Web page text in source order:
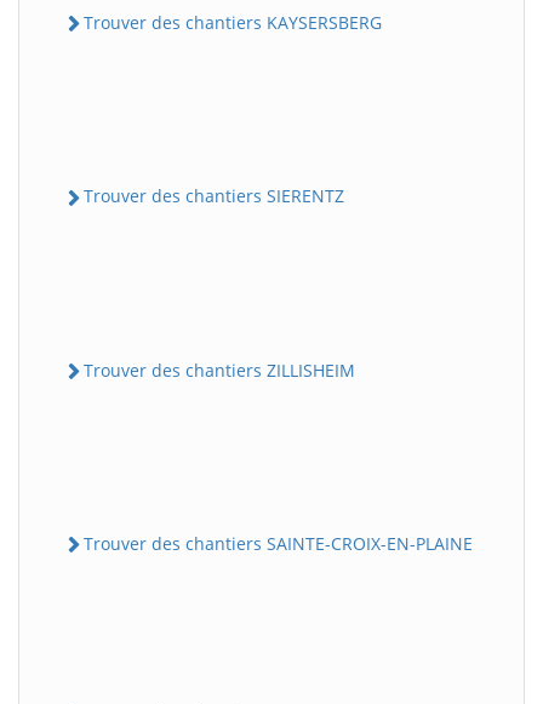
Trouver des chantiers KAYSERSBERG
Trouver des chantiers SIERENTZ
Trouver des chantiers ZILLISHEIM
Trouver des chantiers SAINTE-CROIX-EN-PLAINE